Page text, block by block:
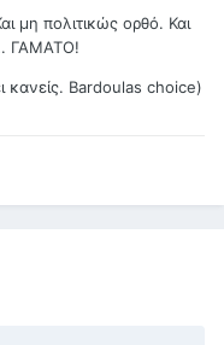
μη πολιτικώς ορθό. Και
ΓΑΜΑΤΟ!
κανείς. Bardoulas choice)